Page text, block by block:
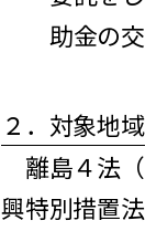
助金の
２．対象地域
離島４法
興特別措置